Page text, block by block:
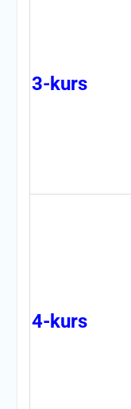
3-kurs
4-kurs